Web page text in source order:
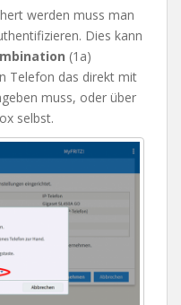
werden muss man
Dies kann
(1a)
Telefon das direkt mit
muss, oder über
selbst.